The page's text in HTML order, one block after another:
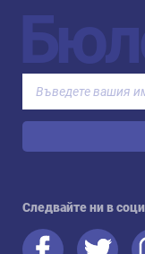
Следвайте ни в